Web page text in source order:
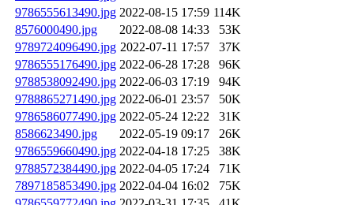
9786555613490.jpg 2022-08-15 17:59 114K
8576000490.jpg
2022-08-08 14:33
53K
9789724096490.jpg 2022-07-11 17:57
37K
9786555176490.jpg 2022-06-28 17:28
96K
9788538092490.jpg 2022-06-03 17:19
94K
9788865271490.jpg 2022-06-01 23:57
50K
9786586077490.jpg 2022-05-24 12:22
31K
8586623490.jpg
2022-05-19 09:17
26K
9786559660490.jpg 2022-04-18 17:25
38K
9788572384490.jpg 2022-04-05 17:24
71K
7897185853490.jpg 2022-04-04 16:02
75K